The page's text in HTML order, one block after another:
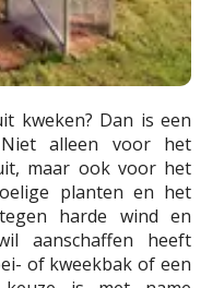
kweken? Dan is een
alleen voor het
maar ook voor het
planten en het
harde wind en
aanschaffen heeft
of kweekbak of een